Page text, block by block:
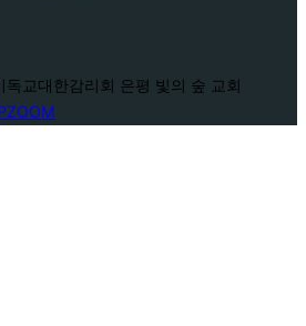
교대한감리회 은평 빛의 숲 교회